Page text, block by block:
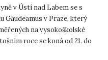
v Ústí nad Labem se s
Gaudeamus v Praze, který
na vysokoškolské
roce se koná od 21. do